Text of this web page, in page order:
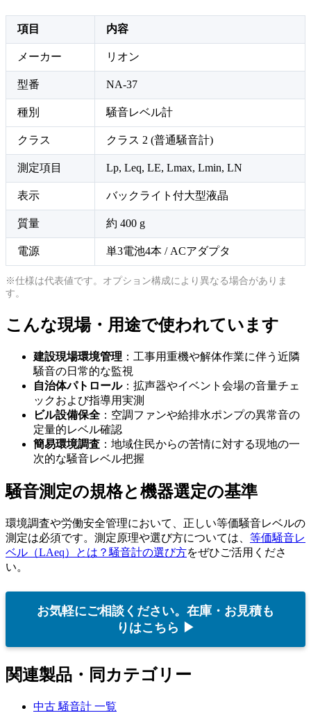
項目 内容
メーカー リオン
型番 NA-37
種別 騒音レベル計
クラス クラス 2 (普通騒音計)
測定項目 Lp, Leq, LE, Lmax, Lmin, LN
表示 バックライト付大型液晶
質量 約 400 g
電源 単3電池4本 / ACアダプタ
※仕様は代表値です。オプション構成により異なる場合がありま
す。
こんな現場・用途で使われています
建設現場環境管理 ：工事用重機や解体作業に伴う近隣
騒音の日常的な監視
自治体パトロール：拡声器やイベント会場の音量チェ
ックおよび指導用実測
ビル設備保全 ：空調ファンや給排水ポンプの異常音の
定量的レベル確認
簡易環境調査 ：地域住民からの苦情に対する現地の一
次的な騒音レベル把握
騒音測定の規格と機器選定の基準
環境調査や労働安全管理において、正しい等価騒音レベルの
測定は必須です。測定原理や選び方については、 等価騒音レ
ベル（LAeq）とは？騒音計の選び方をぜひご活用くださ
い。
お気軽にご相談ください。在庫・お見積も
りはこちら ▶
関連製品・同カテゴリー
中古 騒音計 一覧